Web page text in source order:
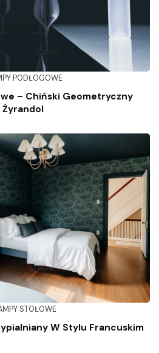
PODŁOGOWE
– Chiński Geometryczny
Żyrandol
STOŁOWE
W Stylu Francuskim